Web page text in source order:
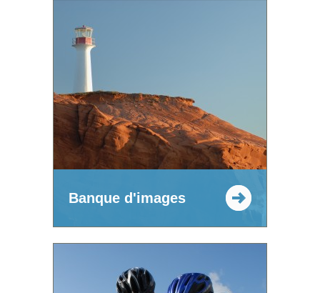
Banque d'images